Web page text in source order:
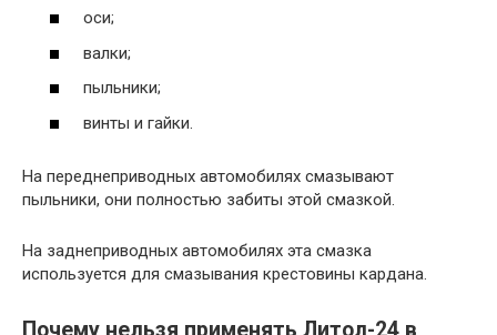
оси;
валки;
пыльники;
винты и гайки.
На переднеприводных автомобилях смазывают
пыльники, они полностью забиты этой смазкой.
На заднеприводных автомобилях эта смазка
используется для смазывания крестовины кардана.